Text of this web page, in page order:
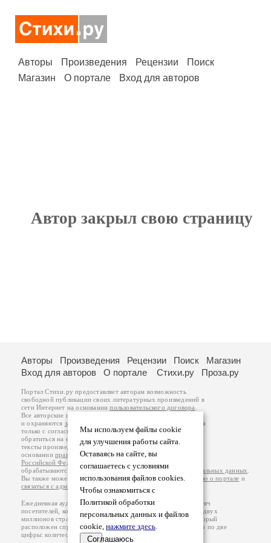
Авторы Произведения Рецензии
Поиск
Магазин
О портале Вход для авторов
Автор закрыл свою страницу
Мы используем файлы cookie
для улучшения работы сайта.
Оставаясь на сайте, вы
соглашаетесь с условиями
использования файлов cookies.
Чтобы ознакомиться с
Политикой обработки
персональных данных и файлов
cookie, нажмите здесь.
Соглашаюсь
Авторы Произведения Рецензии Поиск
Магазин
Вход для авторов
О портале Стихи.ру Проза.ру
Портал Стихи.ру предоставляет авторам возможность
свободной публикации своих литературных произведений в
сети Интернет на основаниипользовательского договора
Все авторские права на произведения принадлежат авторам
и охраняются законом
. Перепечатка произведений возможна
только с согласия его автора, к которому вы можете
обратиться на его авторской странице. Ответственность за
тексты произведений авторы несут самостоятельно на
основанииправил публикацииизаконодательства
Российской Федерации
обрабатываются на основанииПолитики обработки персональных данных
Вы также можете посмотреть более подробнуюинформацию о портале и
связаться с администрацией
Ежедневная аудитория портала Стихи.ру – порядка 200 тысяч
посетителей, которые в общей сумме просматривают более двух
миллионов страниц по данным счетчика посещаемости, который
расположен справа от этого текста. В каждой графе указано по две
цифры: количество просмотров и количество посетителей.